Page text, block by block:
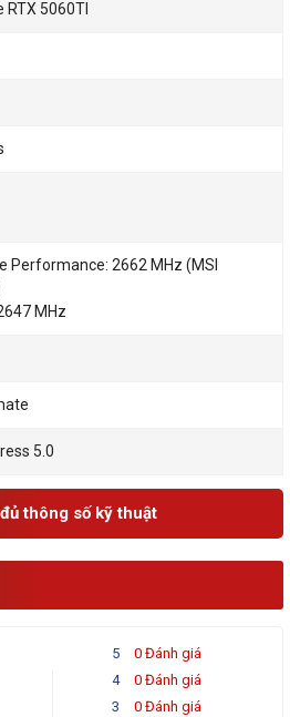
RTX 5060TI
Performance: 2662 MHz (MSI
MHz
5.0
thông số kỹ thuật
5
0 Đánh giá
4
0 Đánh giá
3
0 Đánh giá